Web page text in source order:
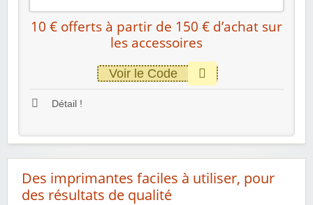
10 € offerts à partir de 150 € d’achat sur
les accessoires
Voir le Code
Détail !
Des imprimantes faciles à utiliser, pour
des résultats de qualité